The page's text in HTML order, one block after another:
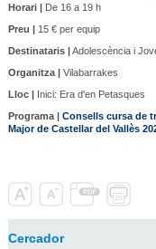
Horari |De 16 a 19 h
Preu |15 € per equip
Destinataris |Adolescència i
Organitza |Vilabarrakes
Lloc |Inici: Era d'en Petasques
Programa | Consells cursa de
Major de Castellar del Vallès
Cercador